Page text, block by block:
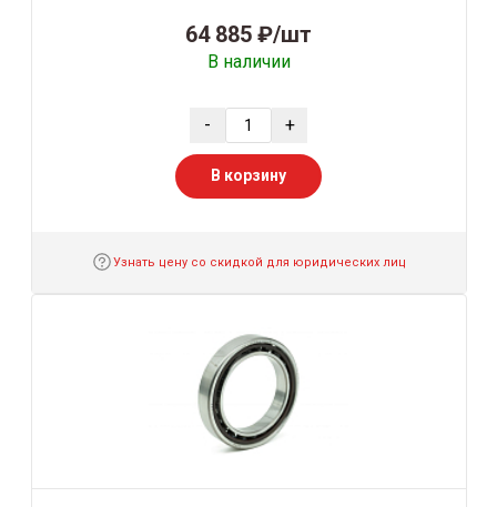
64 885 ₽/шт
В наличии
- +
В корзину
Узнать цену со скидкой для юридических лиц